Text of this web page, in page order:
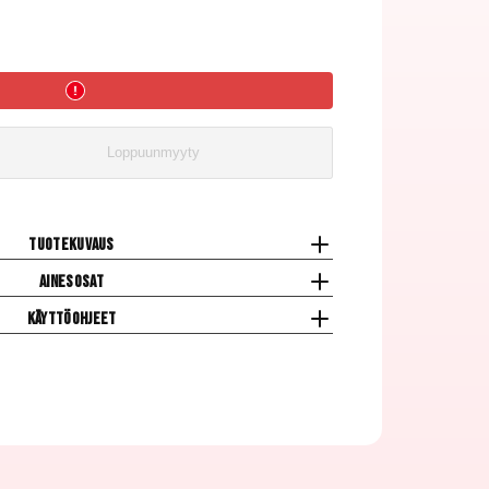
Loppuunmyyty
Tuotekuvaus
Ainesosat
Käyttöohjeet